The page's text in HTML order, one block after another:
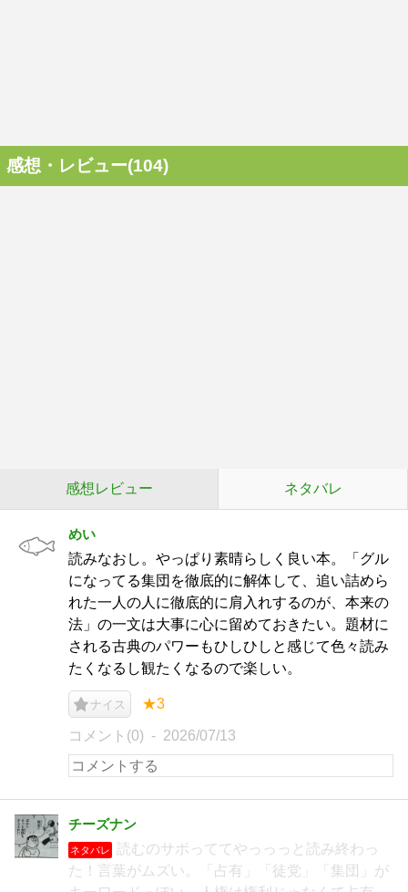
感想・レビュー(104)
感想レビュー ネタバレ
めい
読みなおし。やっぱり素晴らしく良い本。「グル
になってる集団を徹底的に解体して、追い詰めら
れた一人の人に徹底的に肩入れするのが、本来の
法」の一文は大事に心に留めておきたい。題材に
される古典のパワーもひしひしと感じて色々読み
たくなるし観たくなるので楽しい。
ナイス ★3
コメント(0) 2026/07/13
チーズナン
ネタバレ
読むのサボっててやっっっと読み終わっ
た！言葉がムズい。「占有」「徒党」「集団」が